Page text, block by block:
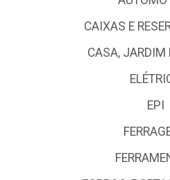
CAIXAS E
CASA, JARDIM
EPI